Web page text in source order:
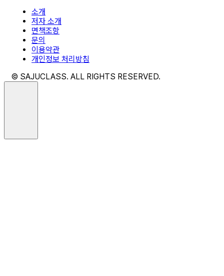
소개
저자 소개
면책조항
문의
이용약관
개인정보 처리방침
© SAJUCLASS. ALL RIGHTS RESERVED.